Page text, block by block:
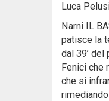
Luca
Narni IL
patisce la
dal 39’
Fenici che
che si